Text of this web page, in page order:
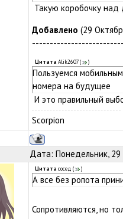
Такую коробочку над
Добавлено (29
Цитата Alik2607( )
Пользуемся
номера на будущее
И это правильный
Scorpion
Дата: Понедельник,
Цитата сосед ( )
А все без ропота
Сопротивляются, но